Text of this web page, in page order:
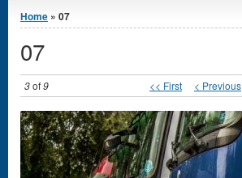
You are here
Home » 07
07
3of9 << First < Previous